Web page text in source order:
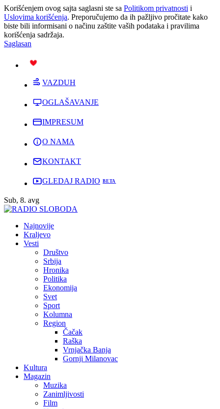
Korišćenjem ovog sajta saglasni ste sa Politikom privatnosti i
Uslovima korišćenja. Preporučujemo da ih pažljivo pročitate kako
biste bili informisani o načinu zaštite vaših podataka i pravilima
korišćenja sadržaja.
Saglasan
VAZDUH
OGLAŠAVANJE
IMPRESUM
O NAMA
KONTAKT
GLEDAJ RADIO
Sub, 8. avg
Najnovije
Kraljevo
Vesti
Društvo
Srbija
Hronika
Politika
Ekonomija
Svet
Sport
Kolumna
Region
Čačak
Raška
Vrnjačka Banja
Gornji Milanovac
Kultura
Magazin
Muzika
Zanimljivosti
Film